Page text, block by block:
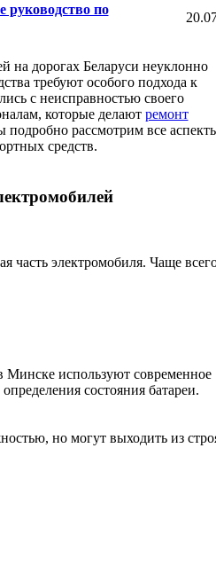
руководство по
на дорогах Беларуси неуклонно
требуют особого подхода к
с неисправностью своего
которые делают ремонт
подробно рассмотрим все
средств.
часть электромобиля. Чаще
Минске используют современное
состояния батареи.
но могут выходить из